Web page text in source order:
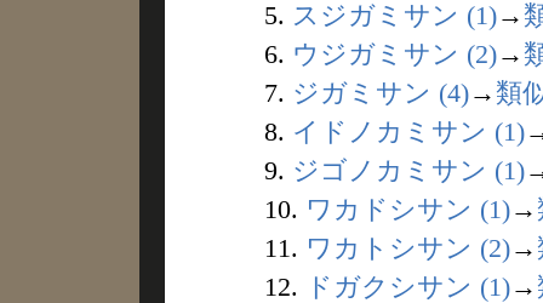
5. スジガミサン (1)→
6. ウジガミサン (2)→
7. ジガミサン (4)→ 類
8. イドノカミサン (1)
9. ジゴノカミサン (1)
10. ワカドシサン (1)→
11. ワカトシサン (2)→
12.
ドガクシサン (1)→